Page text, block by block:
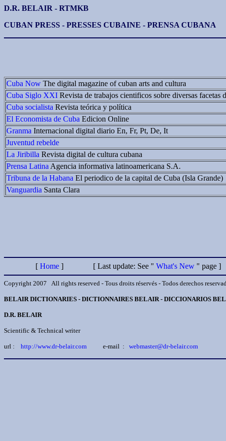
D.R. BELAIR - RTMKB
CUBAN PRESS - PRESSES CUBAINE - PRENSA CUBANA
Cuba Now The digital magazine of cuban arts and cultura
Cuba Siglo XXI Revista de trabajos cientificos sobre diversas facetas
Cuba socialista Revista teórica y política
El Economista de Cuba Edicion Online
Granma Internacional digital diario En, Fr, Pt, De, It
Juventud rebelde
La Jiribilla Revista digital de cultura cubana
Prensa Latina Agencia informativa latinoamericana S.A.
Tribuna de la Habana El periodico de la capital de Cuba (Isla Grande)
Vanguardia Santa Clara
[ Home ] [ Last update: See " What's New "
Copyright 2007 All rights reserved - Tous droits réservés - Todos derechos
BELAIR DICTIONARIES - DICTIONNAIRES BELAIR - DICCIONARIOS
D.R. BELAIR
Scientific & Technical writer
url : http://www.dr-belair.com e-mail : webmaster@dr-belair.com